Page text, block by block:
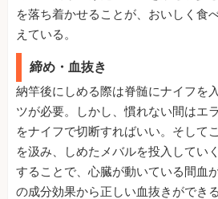
を落ち着かせることが、おいしく食
えている。
締め・血抜き
納竿後にしめる際は脊髄にナイフを
ツが必要。しかし、慣れない間はエ
をナイフで切断すればいい。そして
を汲み、しめたメバルを投入してい
することで、心臓が動いている間血
の成分効果から正しい血抜きができる